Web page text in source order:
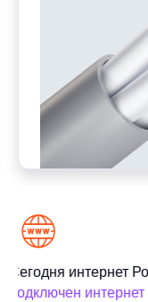
Сегодня интернет
подключен